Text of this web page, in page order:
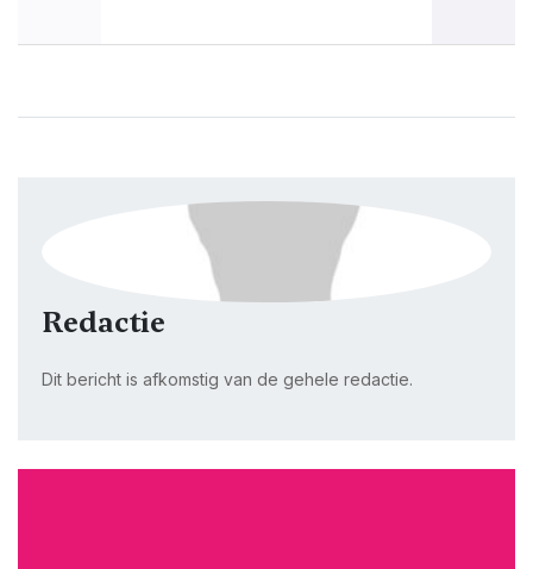
Redactie
Dit bericht is afkomstig van de gehele redactie.